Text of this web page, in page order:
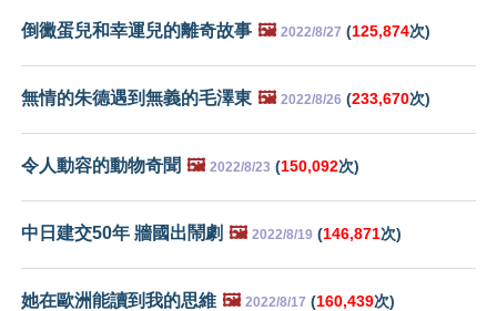
倒黴蛋兒和幸運兒的離奇故事 🖼️ 2022/8/27 (125,874次)
無情的朱德遇到無義的毛澤東 🖼️ 2022/8/26 (233,670次)
令人動容的動物奇聞 🖼️ 2022/8/23 (150,092次)
中日建交50年 牆國出鬧劇 🖼️ 2022/8/19 (146,871次)
她在歐洲能讀到我的思維 🖼️ 2022/8/17 (160,439次)